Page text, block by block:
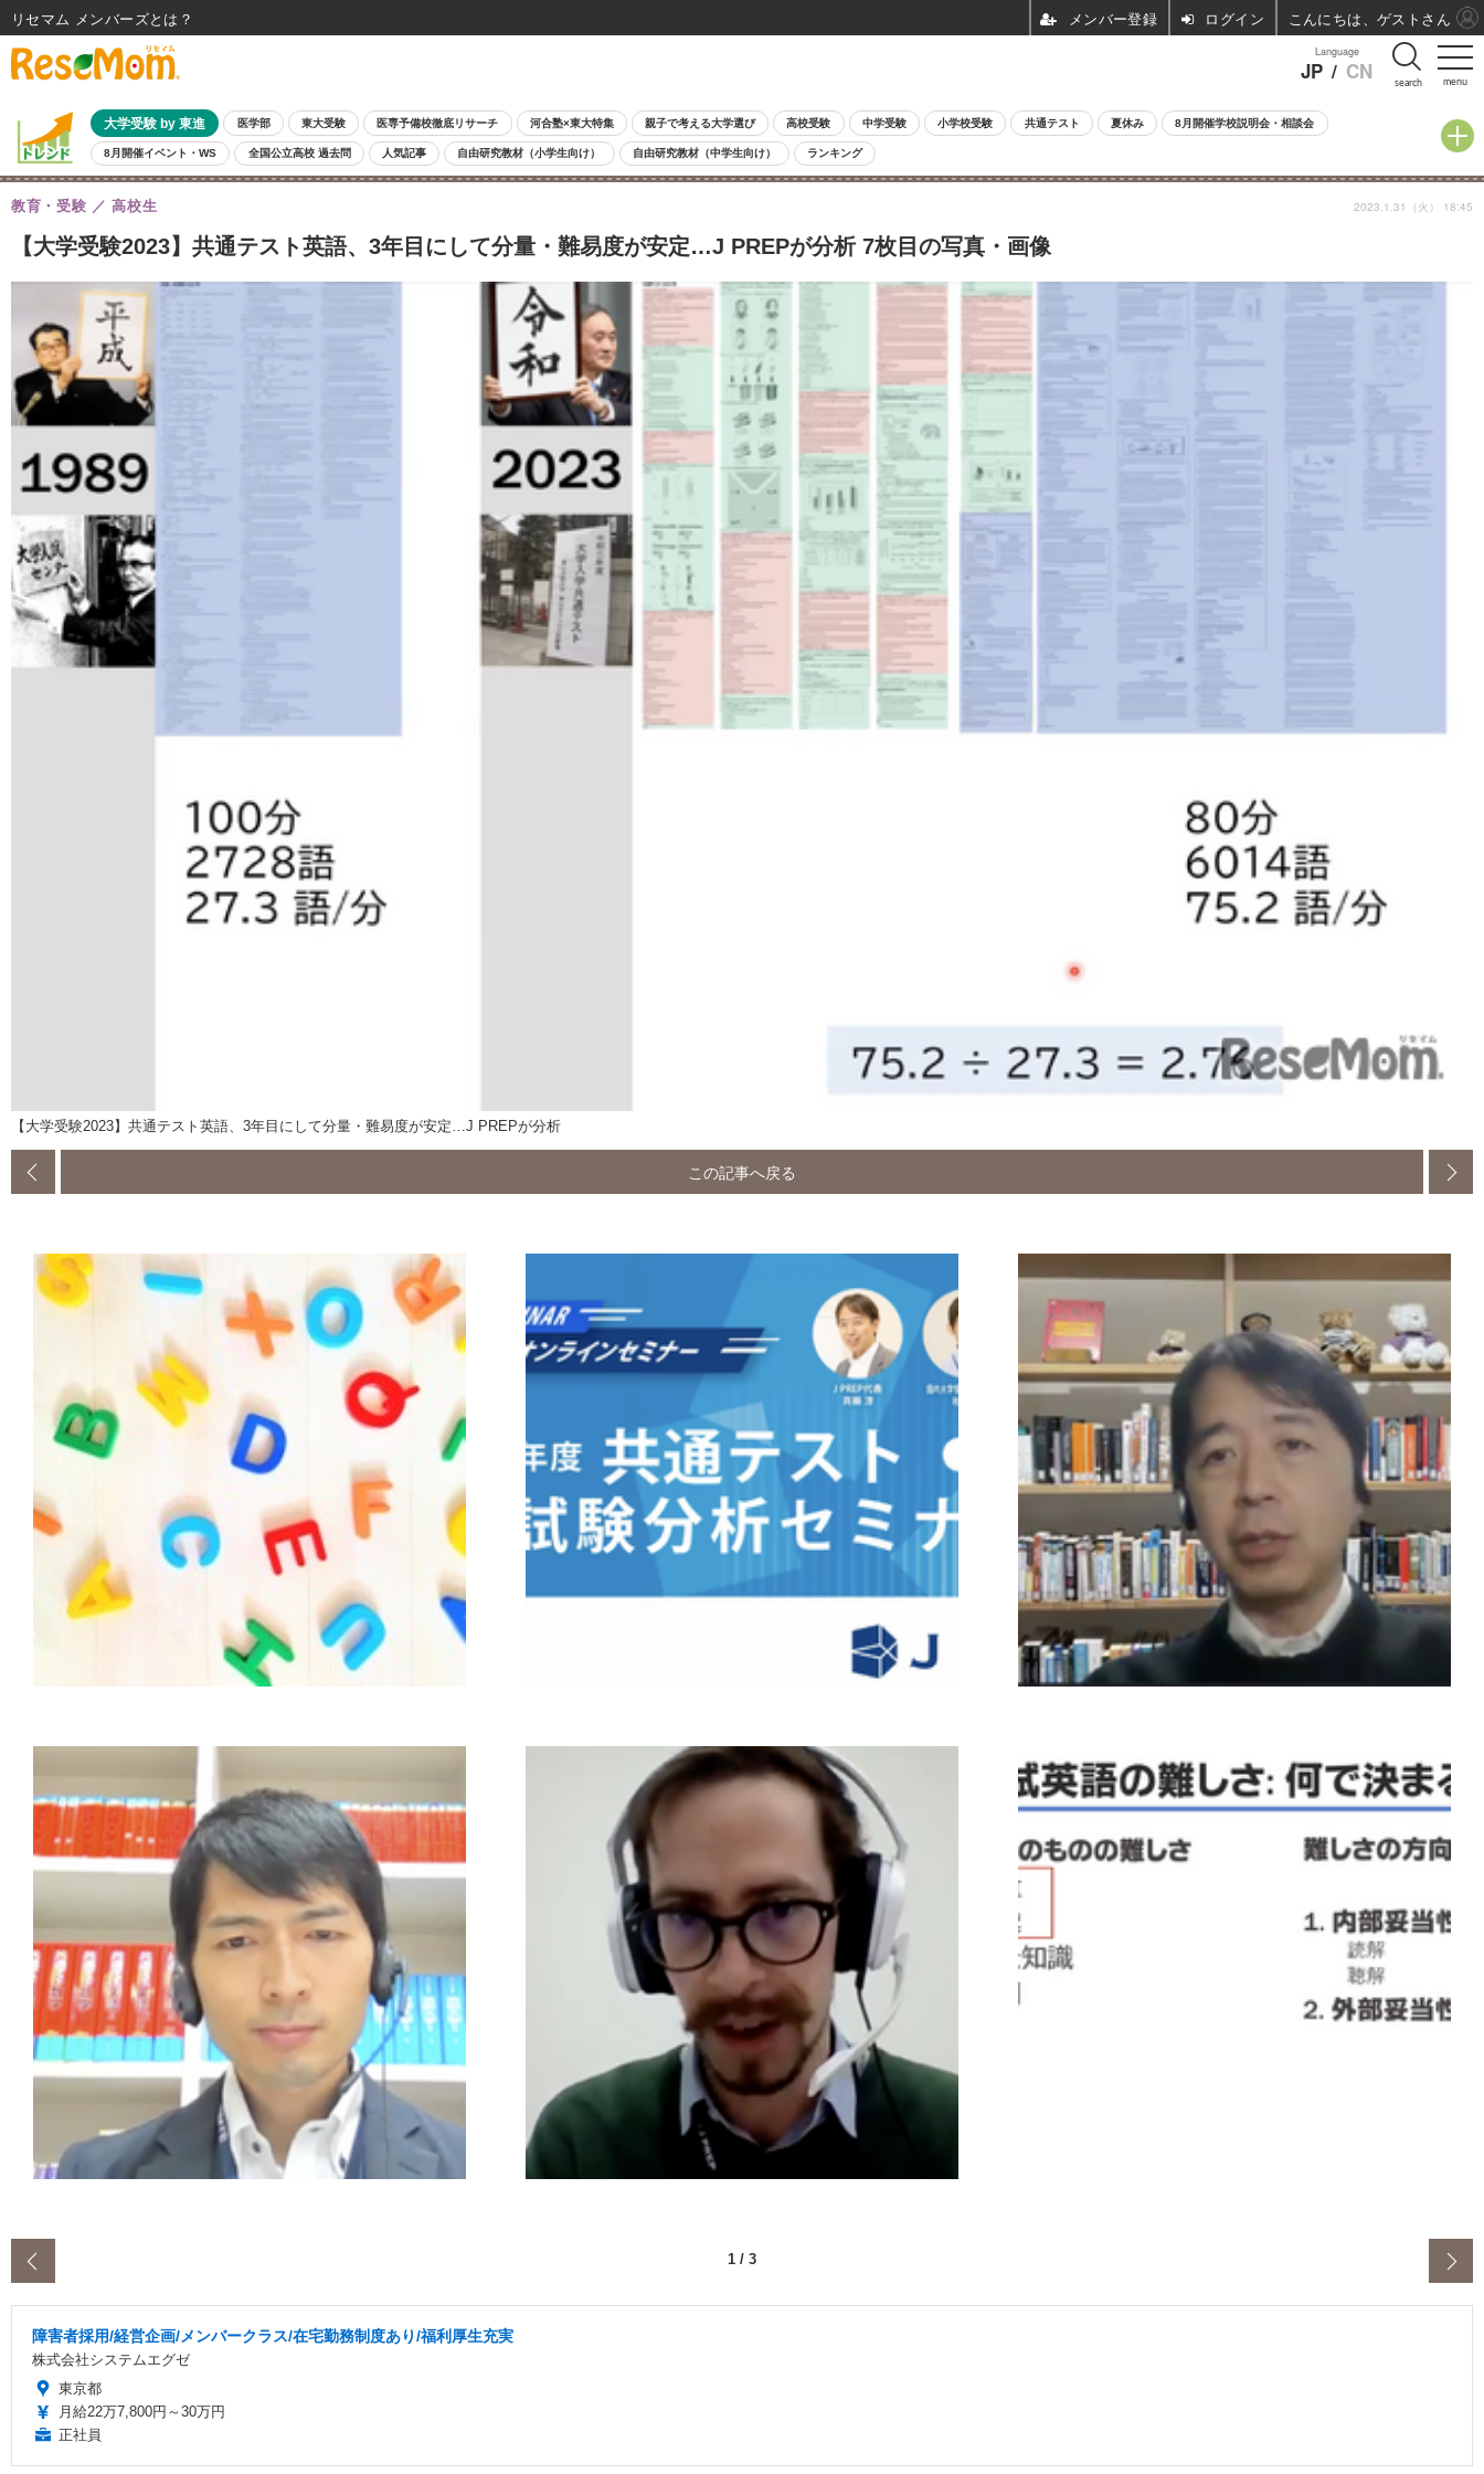
menu
Language
JP / CN search
大学受験 by 東進 医学部 東大受験 医専予備校徹底リサーチ 河合塾×東大特集 親子で考える大学選び 高校受験 中学受験 小学校受験 共通テスト 夏休み 8月開催学校説明会・相談会
8月開催イベント・WS 全国公立高校 過去問 人気記事 自由研究教材（小学生向け） 自由研究教材（中学生向け） ランキング
【大学受験2023】共通テスト英語、3年目にして分量・難易度が安定…J PREPが分析 7枚目の写真・画像
教育・受験 高校生 2023.1.31（火） 18:45
【大学受験2023】共通テスト英語、3年目にして分量・難易度が安定…J PREPが分析
この記事へ戻る
1 / 3
障害者採用/経営企画/メンバークラス/在宅勤務制度あり/福利厚生充実
株式会社システムエグゼ
東京都
月給22万7,800円～30万円
正社員
リセマム メンバーズ ログイン こんにちは、ゲストさん